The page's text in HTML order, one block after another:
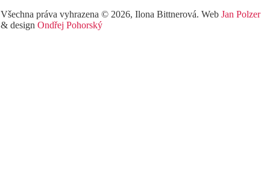
Všechna práva vyhrazena © 2026, Ilona Bittnerová. Web Jan Polzer
& design Ondřej Pohorský